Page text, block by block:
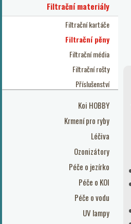
Filtrační materiály
Filtrační kartáče
Filtrační pěny
Filtrační média
Filtrační rošty
Příslušenství
Koi HOBBY
Krmení pro ryby
Léčiva
Ozonizátory
Péče o jezírko
Péče o KOI
Péče o vodu
UV lampy